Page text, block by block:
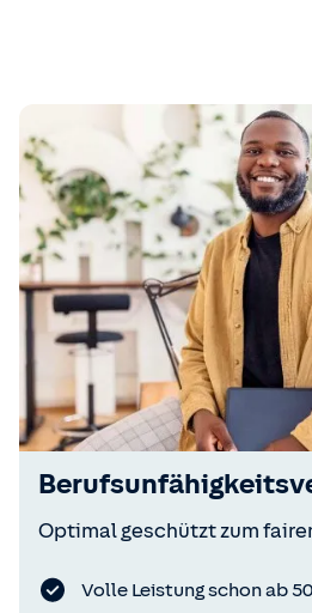
Optimal geschützt zum
Volle Leistung schon ab